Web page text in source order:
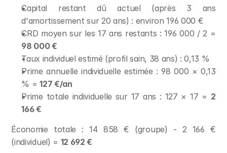
Capital restant dû actuel (après 3 ans
d'amortissement sur 20 ans) : environ 196 000 €
98 000 €
Taux individuel estimé (profil sain, 38 ans) : 0,13 %
Prime annuelle individuelle estimée : 98 000 × 0,13
% = 127 €/an
Prime totale individuelle sur 17 ans : 127 × 17 = 2
166 €
Économie totale : 14 858 € (groupe) - 2 166 €
(individuel) = 12 692 €